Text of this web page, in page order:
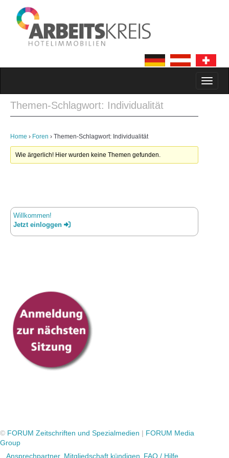
Themen-Schlagwort: Individualität
Home › Foren › Themen-Schlagwort: Individualität
Wie ärgerlich! Hier wurden keine Themen gefunden.
Willkommen!
Jetzt einloggen
© FORUM Zeitschriften und Spezialmedien | FORUM Media
Group
Ansprechpartner Mitgliedschaft kündigen FAQ / Hilfe